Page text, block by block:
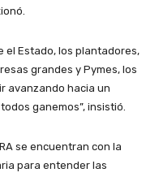
el Estado, los plantadores,
grandes y Pymes, los
avanzando hacia un
ganemos”, insistió.
se encuentran con la
para entender las